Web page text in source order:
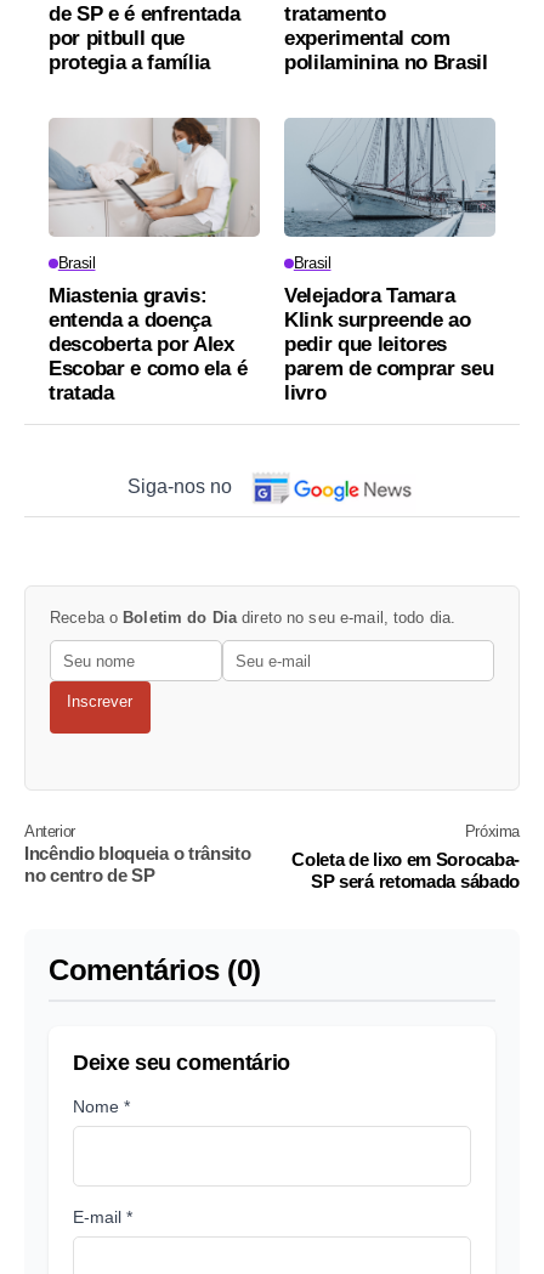
de SP e é enfrentada
por pitbull que
protegia a família
tratamento
experimental com
polilaminina no Brasil
Brasil
Miastenia gravis:
entenda a doença
descoberta por Alex
Escobar e como ela é
tratada
Brasil
Velejadora Tamara
Klink surpreende ao
pedir que leitores
parem de comprar seu
livro
Siga-nos no
Receba o Boletim do Dia direto no seu e-mail, todo dia.
Inscrever
Anterior
Incêndio bloqueia o trânsito
no centro de SP
Próxima
Coleta de lixo em Sorocaba-
SP será retomada sábado
Comentários (0)
Deixe seu comentário
Nome *
E-mail *